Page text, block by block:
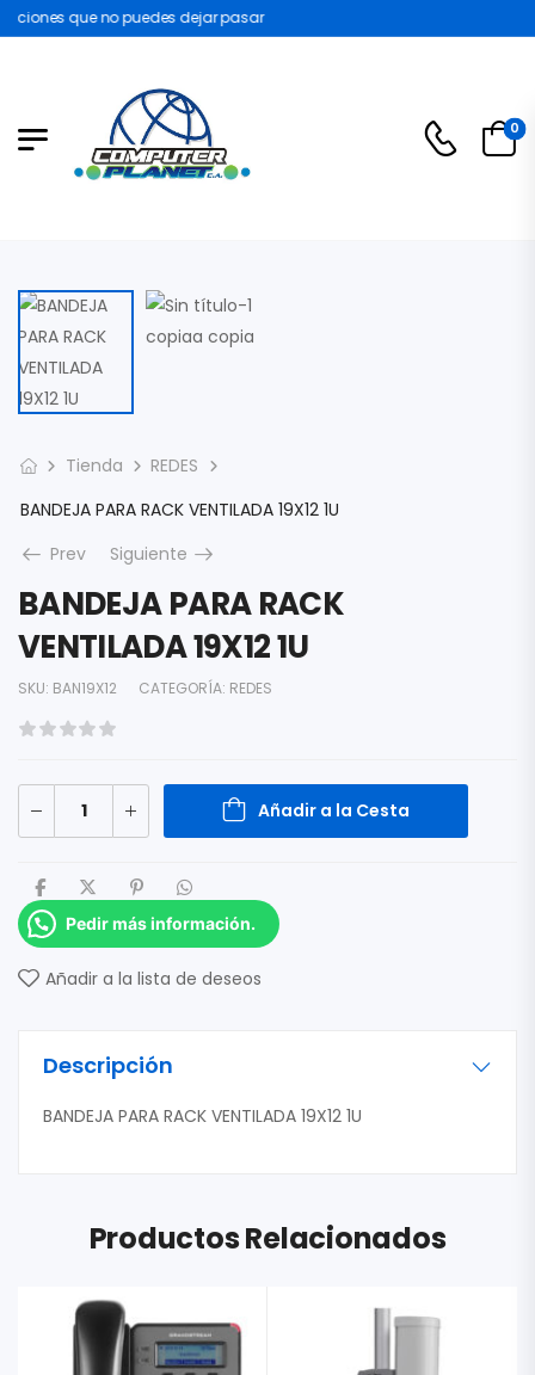
que no puedes dejar pasar
0
Tienda
REDES
BANDEJA PARA RACK VENTILADA 19X12 1U
Prev
Siguiente
BANDEJA PARA RACK
VENTILADA 19X12 1U
SKU: BAN19X12 CATEGORÍA: REDES
Añadir a la Cesta
Pedir más información.
Añadir a la lista de deseos
Descripción
BANDEJA PARA RACK VENTILADA 19X12 1U
Productos Relacionados